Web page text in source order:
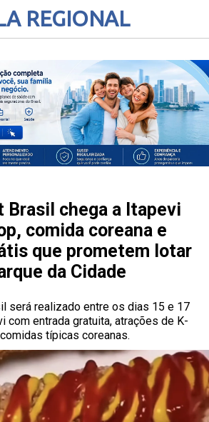
REGIONAL
Brasil chega a Itapevi
comida coreana e
que prometem lotar
da Cidade
será realizado entre os dias 15 e 17
com entrada gratuita, atrações de K-
típicas coreanas.